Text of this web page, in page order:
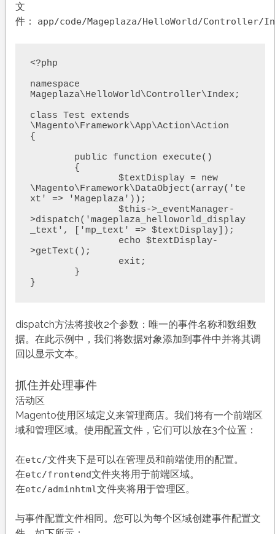
文
件： app/code/Mageplaza/HelloWorld/Controller/
<?php
namespace
Mageplaza\HelloWorld\Controller\Index;
class Test extends
\Magento\Framework\App\Action\Action
{
\Magento\Framework\DataObject(array('te
xt' => 'Mageplaza'));
>dispatch('mageplaza_helloworld_display
_text', ['mp_text' => $textDisplay]);
>getText();
}
dispatch方法将接收2个参数：唯一的事件名称和数组数
据。在此示例中，我们将数据对象添加到事件中并将其调
回以显示文本。
抓住并处理事件
活动区
Magento使用区域定义来管理商店。我们将有一个前端区
域和管理区域。使用配置文件，它们可以放在3个位置：
在etc/文件夹下是可以在管理员和前端使用的配置。
在etc/frontend文件夹将用于前端区域。
在etc/adminhtml文件夹将用于管理区。
与事件配置文件相同。您可以为每个区域创建事件配置文